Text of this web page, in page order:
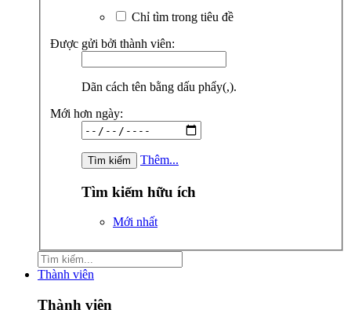
Chỉ tìm trong tiêu đề
Được gửi bởi thành viên:
Dãn cách tên bằng dấu phẩy(,).
Mới hơn ngày:
Thêm...
Tìm kiếm hữu ích
Mới nhất
Thành viên
Thành viên